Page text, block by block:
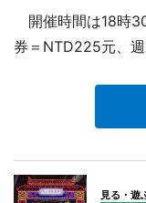
開催時間は18時
券＝NTD225元、
見る・遊